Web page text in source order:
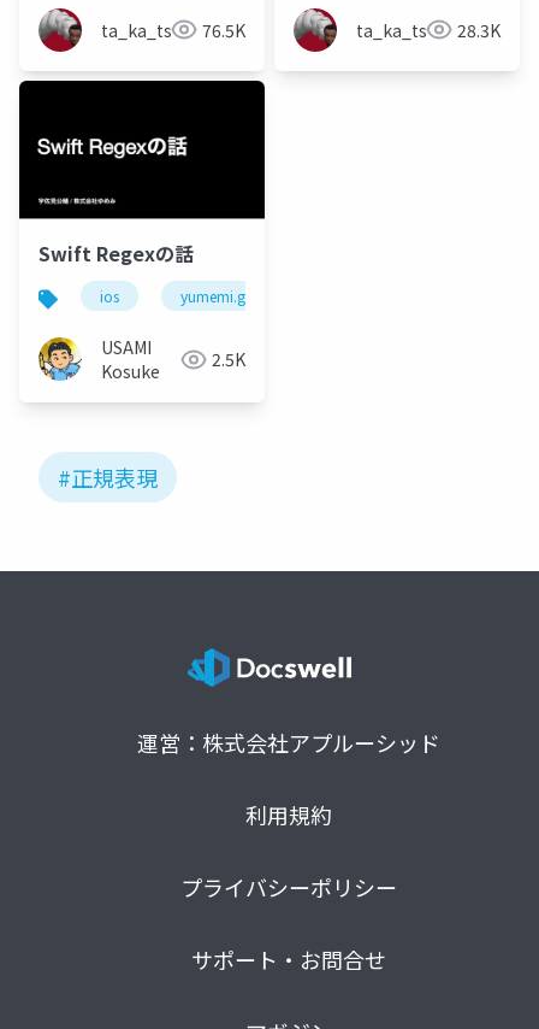
ta_ka_tsu 76.5K ta_ka_tsu 28.3K
Swift Regexの話
ios yumemi.grow
USAMI
Kosuke
2.5K
#正規表現
運営：株式会社アプルーシッド
利用規約
プライバシーポリシー
サポート・お問合せ